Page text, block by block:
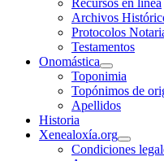
Recursos en línea
Archivos
Protocolos
Testamentos
Onomástica
Toponimia
Topónimos de
Apellidos
Historia
Xenealoxía.org
Condiciones